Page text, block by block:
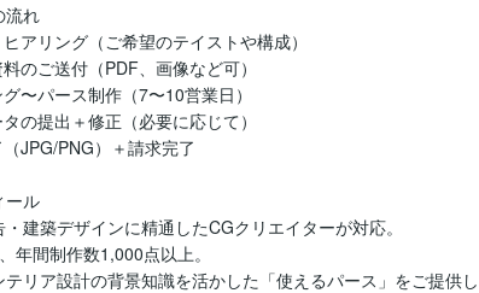
流れ
アリング（ご希望のテイストや構成）
のご送付（PDF、画像など可）
〜パース制作（7〜10営業日）
の提出＋修正（必要に応じて）
JPG/PNG）＋請求完了
ール
建築デザインに精通したCGクリエイターが対応。
年間制作数1,000点以上。
リア設計の背景知識を活かした「使えるパース」をご提供し